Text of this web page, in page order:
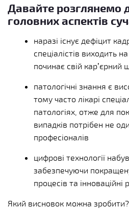
Давайте розглянемо
головних аспектів
наразі існує дефіцит
спеціалістів виходить
починає свій кар’єрний
патологічні знання є
тому часто лікарі
патологіях, отже для
випадків потрібен не
професіоналів
цифрові технології
забезпечуючи
процесів та інноваційні
Який висновок можна зробити?